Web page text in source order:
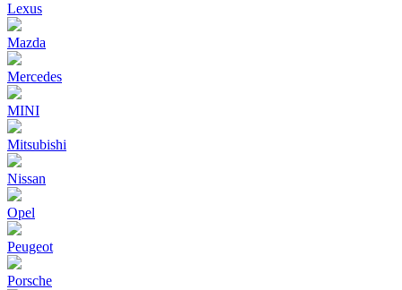
Lexus
Mazda
Mercedes
MINI
Mitsubishi
Nissan
Opel
Peugeot
Porsche